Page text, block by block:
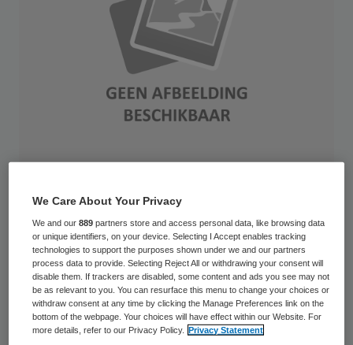
Vrouwen met borstkanker in een vroeg
stadium krijgen na hun operatie vaak
aanvullende chemotherapie om uitzaaiingen
te voorkomen. Maar een aanzienlijk deel van
de vrouwen had waarschijnlijk nooit
uitzaaiingen gekregen en ondergaat deze
zware therapie dus mogelijk onnodig.
We Care About Your Privacy
We and our889 partners store and access personal data, like browsing data
or unique identifiers, on your device. Selecting I Accept enables tracking
technologies to support the purposes shown under we and our partners
process data to provide. Selecting Reject All or withdrawing your consent will
disable them. If trackers are disabled, some content and ads you see may not
be as relevant to you. You can resurface this menu to change your choices or
withdraw consent at any time by clicking the Manage Preferences link on the
bottom of the webpage. Your choices will have effect within our Website. For
more details, refer to our Privacy Policy.
Privacy Statement